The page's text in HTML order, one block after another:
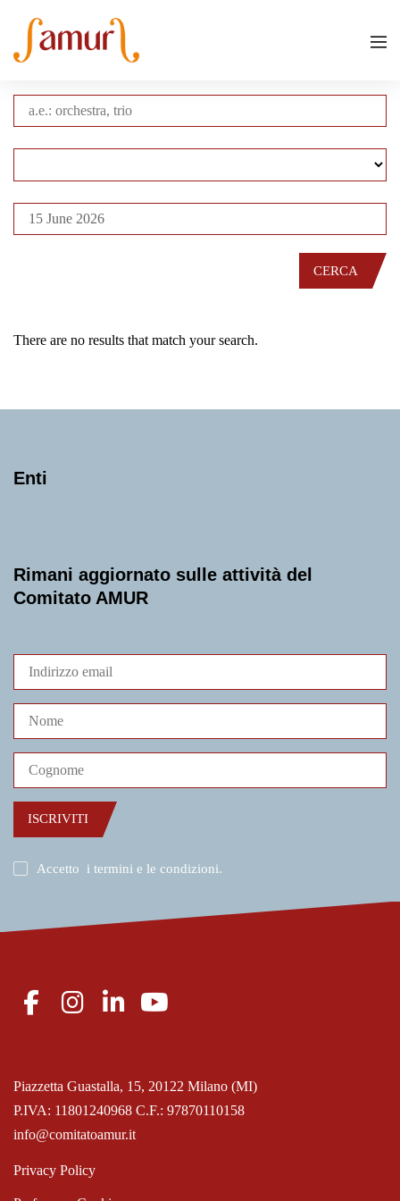
CERCA
There are no results that match your search.
Enti
Rimani aggiornato sulle attività del
Comitato AMUR
ISCRIVITI
Accetto i termini e le condizioni.
P.IVA: 11801240968 C.F.: 97870110158
Piazzetta Guastalla, 15, 20122 Milano (MI)
info@comitatoamur.it
Privacy Policy